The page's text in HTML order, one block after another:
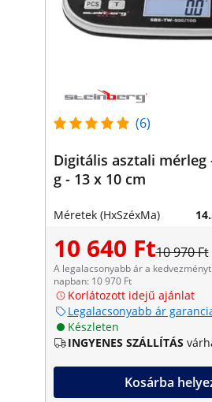
(6)
Digitális asztali mérleg
g - 13 x 10 cm
Méretek (HxSzéxMa)
10 640 Ft10 970 Ft
A legalacsonyabb ár a
napban: 10 970 Ft
Korlátozott idejű ajánlat
Legalacsonyabb ár
Készleten
INGYENES SZÁLLÍTÁS
Kosárba